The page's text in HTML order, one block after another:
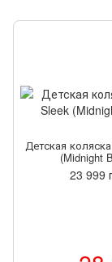
Детская
(Midnight
23 999